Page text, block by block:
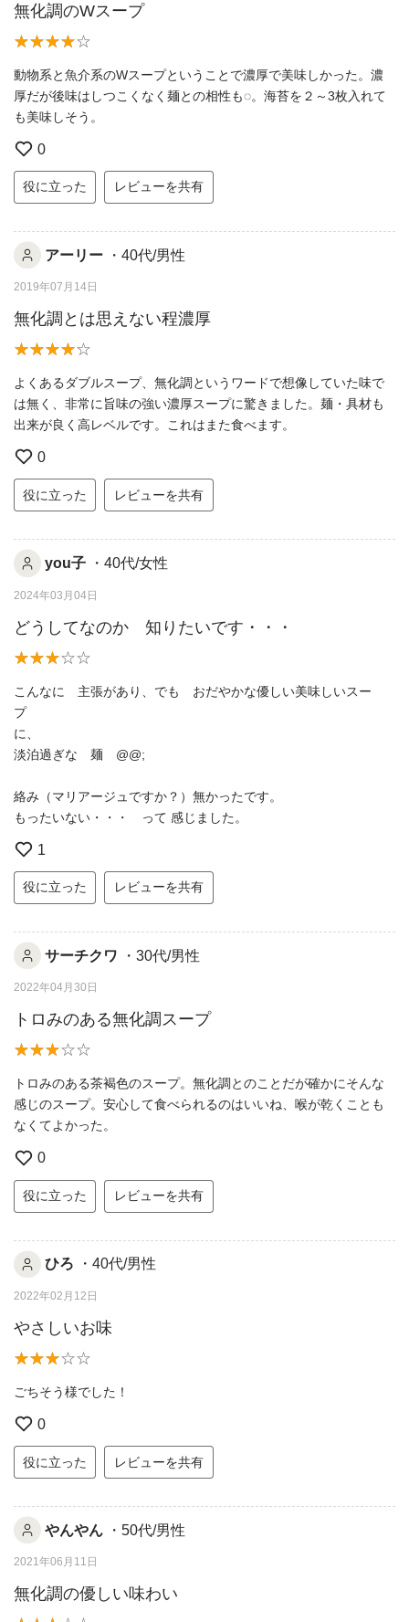
無化調のWスープ
動物系と魚介系のWスープということで濃厚で美味しかった。濃
厚だが後味はしつこくなく麺との相性も◌。海苔を２～3枚入れて
も美味しそう。
0
役に立った レビューを共有
アーリー ・40代/男性
2019年07月14日
無化調とは思えない程濃厚
よくあるダブルスープ、無化調というワードで想像していた味で
は無く、非常に旨味の強い濃厚スープに驚きました。麺・具材も
出来が良く高レベルです。これはまた食べます。
0
役に立った レビューを共有
you子 ・40代/女性
2024年03月04日
どうしてなのか 知りたいです・・・
こんなに 主張があり、でも おだやかな優しい美味しいスー
プ
に、
淡泊過ぎな 麺 @@;
絡み（マリアージュですか？）無かったです。
もったいない・・・ って 感じました。
1
役に立った レビューを共有
サーチクワ ・30代/男性
2022年04月30日
トロみのある無化調スープ
トロみのある茶褐色のスープ。無化調とのことだが確かにそんな
感じのスープ。安心して食べられるのはいいね、喉が乾くことも
なくてよかった。
0
役に立った レビューを共有
ひろ ・40代/男性
2022年02月12日
やさしいお味
ごちそう様でした！
0
役に立った レビューを共有
やんやん ・50代/男性
2021年06月11日
無化調の優しい味わい